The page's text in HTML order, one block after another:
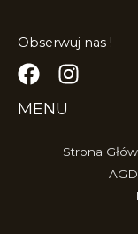
Obserwuj nas !
MENU
Strona